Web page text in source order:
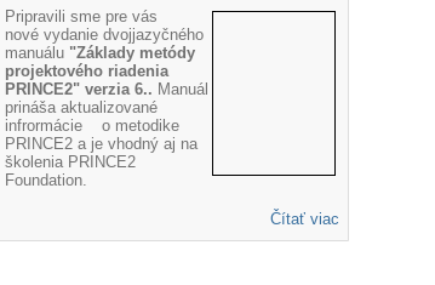
Pripravili sme pre vás
nové vydanie dvojjazyčného
manuálu "Základy metódy
projektového riadenia
PRINCE2" verzia 6.. Manuál
prináša aktualizované
infrormácie o metodike
PRINCE2 a je vhodný aj na
školenia PRINCE2
Foundation.
Čítať viac